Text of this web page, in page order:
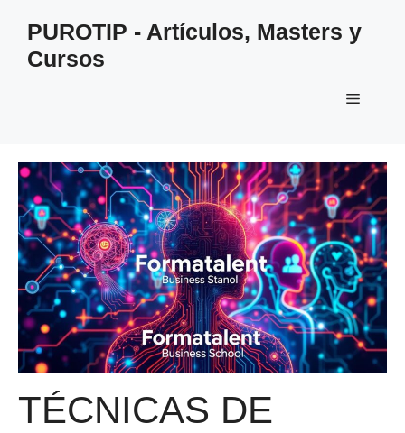
contenido
PUROTIP - Artículos, Masters y
Cursos
Menú
TÉCNICAS DE